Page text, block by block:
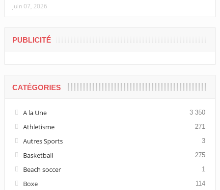
juin 07, 2026
PUBLICITÉ
CATÉGORIES
A la Une 3 350
Athletisme 271
Autres Sports 3
Basketball 275
Beach soccer 1
Boxe 114